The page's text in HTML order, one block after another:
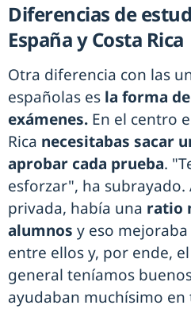
Diferencias de
España y Costa Rica
Otra diferencia con las
españolas es la forma
exámenes. En el centro
Rica necesitabas sacar
aprobar cada prueba.
esforzar", ha subrayado.
privada, había una ratio
alumnos y eso
entre ellos y, por ende,
general teníamos
ayudaban muchísimo